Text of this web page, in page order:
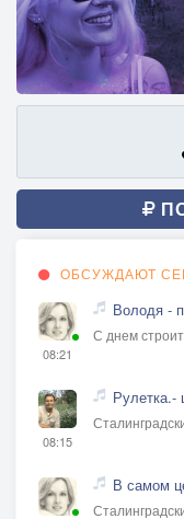
ОБСУЖДАЮТ
08:21
Володя -
С днем
08:15
Рулетка.-
В самом